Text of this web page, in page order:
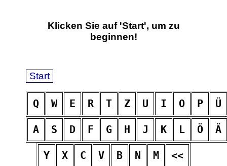
Klicken Sie auf 'Start', um zu
beginnen!
Q W E R T Z U I O P Ü
A S D F G H J K L Ö Ä
Y X C V B N M <<